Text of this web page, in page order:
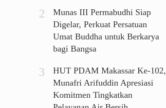
Munas III Permabudhi Siap
Digelar, Perkuat Persatuan
Umat Buddha untuk Berkarya
bagi Bangsa
HUT PDAM Makassar Ke-102,
Munafri Arifuddin Apresiasi
Komitmen Tingkatkan